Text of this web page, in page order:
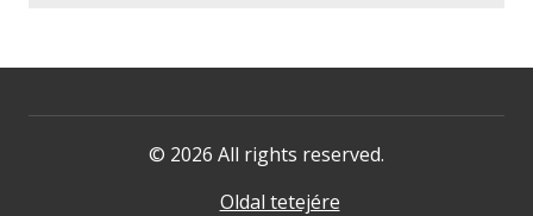
© 2026 All rights reserved.
Oldal tetejére